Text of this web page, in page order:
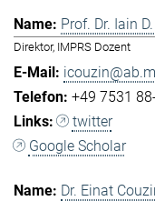
Prof. Dr. Iain
Direktor, IMPRS Dozent
+49 7531
twitter
Google Scholar
Dr. Einat